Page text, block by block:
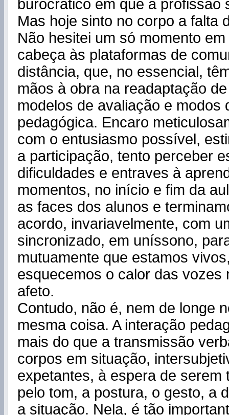
burocrático em que a profissão
Mas hoje sinto no corpo a falta
Não hesitei um só momento
cabeça às plataformas de
distância, que, no essencial,
mãos à obra na readaptação
modelos de avaliação e modos
pedagógica. Encaro
com o entusiasmo possível,
a participação, tento perceber
dificuldades e entraves à
momentos, no início e fim da
as faces dos alunos e
acordo, invariavelmente, com
sincronizado, em uníssono,
mutuamente que estamos
esquecemos o calor das vozes
afeto.
Contudo, não é, nem de longe
mesma coisa. A interação
mais do que a transmissão
corpos em situação,
expetantes, à espera de serem
pelo tom, a postura, o gesto, a
a situação. Nela, é tão